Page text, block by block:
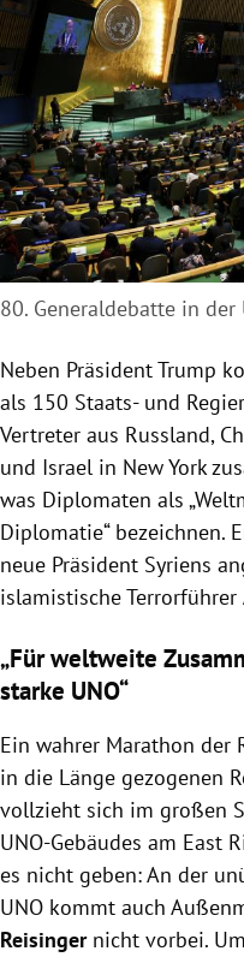
80. Generaldebatte in der
Neben Präsident Trump
als 150 Staats- und
Vertreter aus Russland,
und Israel in New York
was Diplomaten als
Diplomatie“ bezeichnen.
neue Präsident Syriens
islamistische Terrorführer
„Für weltweite
starke UNO“
Ein wahrer Marathon der
in die Länge gezogenen
vollzieht sich im großen
UNO-Gebäudes am East
es nicht geben: An der
UNO kommt auch
Reisingernicht vorbei.